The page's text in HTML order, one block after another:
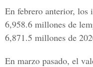
En febrero anterior, los
6,958.6 millones de
6,871.5 millones de
En marzo pasado, el